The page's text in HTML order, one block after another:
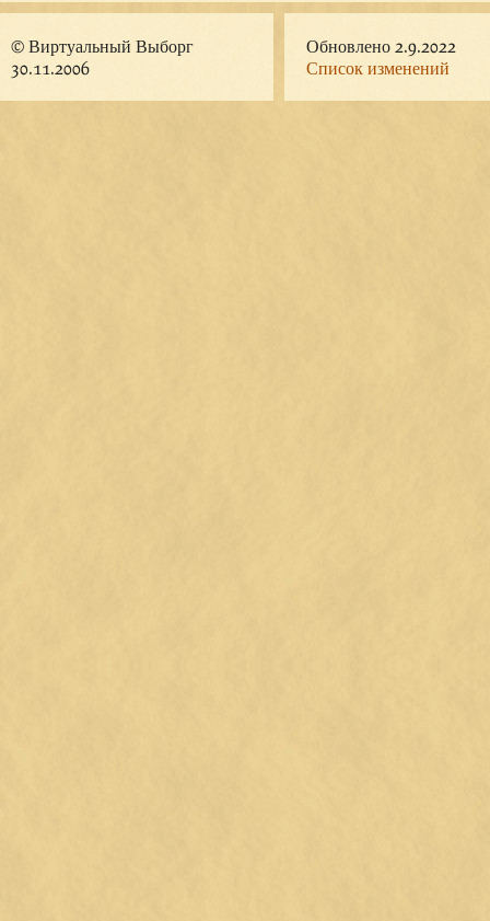
© Виртуальный Выборг
30.11.2006
Обновлено 2.9.2022
Список изменений